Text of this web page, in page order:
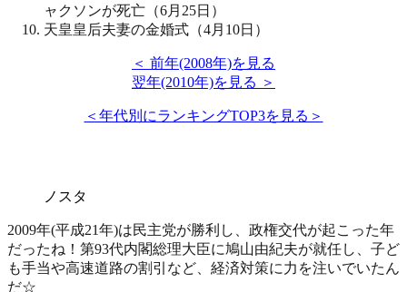
ャクソンが死亡（6月25日）
天皇皇后夫妻の金婚式（4月10日）
＜ 前年(2008年)を見る
翌年(2010年)を見る ＞
＜年代別にランキングTOP3を見る＞
ノスタ
2009年(平成21年)は民主党が勝利し、政権交代が起こった年
だったね！ 第93代内閣総理大臣に鳩山由紀夫が就任し、 子ど
も手当や高速道路の割引 など、経済対策に力を注いでいたん
だ☆